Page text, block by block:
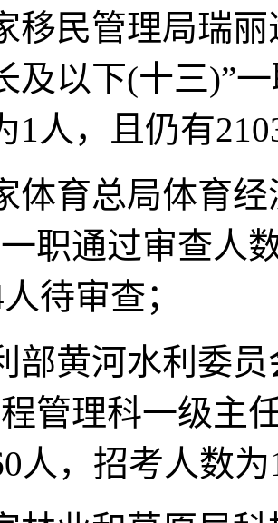
移民管理局瑞
及以下(十三)”
1人，且仍有
育总局体育经
职通过审查人
待审查；
黄河水利委员
管理科一级主
人，招考人数